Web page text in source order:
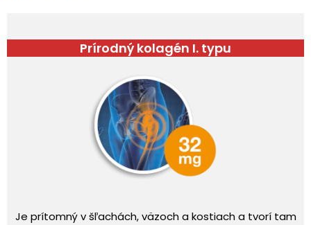
Prírodný kolagén I. typu
Je prítomný v šľachách, väzoch a kostiach a tvorí tam